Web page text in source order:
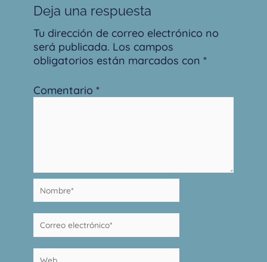
Deja una respuesta
Tu dirección de correo electrónico no
será publicada. Los campos
obligatorios están marcados con *
Comentario *
Nombre*
Correo
Web